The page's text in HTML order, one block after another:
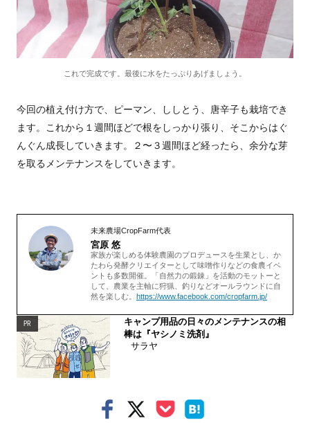
これで完成です。最後に水をたっぷりあげましょう。
今回の植え付け方で、ピーマン、ししとう、唐辛子も栽培でき
ます。これから１週間ほどで根をしっかり張り、そこからはぐ
んぐん成長していきます。２〜３週間ほど経ったら、余分な芽
を取るメンテナンスをしていきます。
未来農場CropFarm代表
宮原 悠
家族が楽しめる体験農園のプロデュースを生業とし、か
たわら発酵クリエイターとして味噌作りなどの食農イベ
ントも多数開催。「自然力の鍛錬」を活動のモットーと
して、農業を主軸に狩猟、釣りなどオールラウンドに自
然を楽しむ。 https://www.facebook.com/cropfarm.jp/
PR
キャンプ用品の日々のメンテナンスの相
棒は『ヤシノミ洗剤』
サラヤ